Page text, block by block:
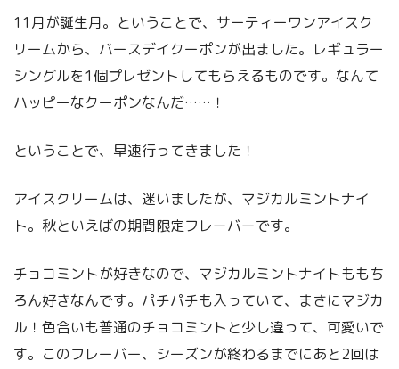
11月が誕生月。ということで、サーティーワンアイスク
リームから、バースデイクーポンが出ました。レギュラー
シングルを1個プレゼントしてもらえるものです。なんて
ハッピーなクーポンなんだ……！
ということで、早速行ってきました！
アイスクリームは、迷いましたが、マジカルミントナイ
ト。秋といえばの期間限定フレーバーです。
チョコミントが好きなので、マジカルミントナイトももち
ろん好きなんです。パチパチも入っていて、まさにマジカ
ル！色合いも普通のチョコミントと少し違って、可愛いで
す。このフレーバー、シーズンが終わるまでにあと2回は